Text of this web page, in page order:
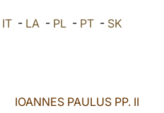
IT- LA- PL- PT- SK
IOANNES PAULUS PP. II